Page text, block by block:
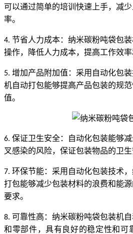
可以通过简单的培训快速上手，减
率。
4. 节省人力成本：纳米碳粉吨袋包
操作，降低人力成本，提高工作效率
5. 增加产品附加值：采用自动化包
机自动打包能够提高产品包装的规
值。
6. 保证卫生安全：自动化包装能够
叉感染的风险，保证包装物品的卫生
7. 环保节能：采用自动化包装技术
打包能够减少包装材料的浪费和能
要求。
8. 可靠性高：纳米碳粉吨袋包装机
和零部件，具有良好的稳定性和可